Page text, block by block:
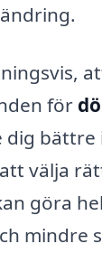
för
dig bättre
välja
göra
mindre